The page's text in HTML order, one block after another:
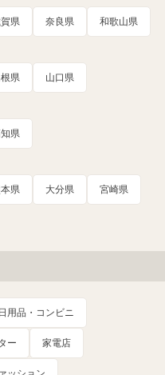
県 奈良県 和歌山県
県 山口県
県
県 大分県 宮崎県
用品・コンビニ
ー 家電店